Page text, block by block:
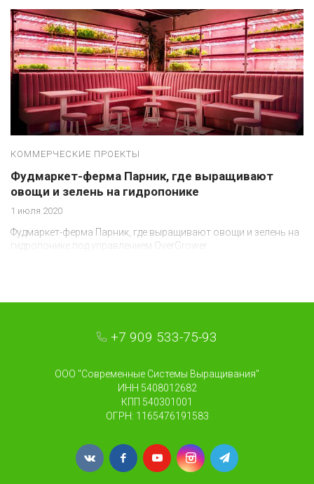
КОММЕРЧЕСКИЕ ПРОЕКТЫ
Фудмаркет-ферма Парник, где выращивают
овощи и зелень на гидропонике
1 июля 2020
Фудмаркет-ферма Парник, где выращивают овощи и зелень на
гидропонике под управлением OverGrower
+7 909 533-75-93
ООО "Современные Системы Выращивания"
ИНН 5408012682
КПП 540301001
ОГРН: 1165476191583